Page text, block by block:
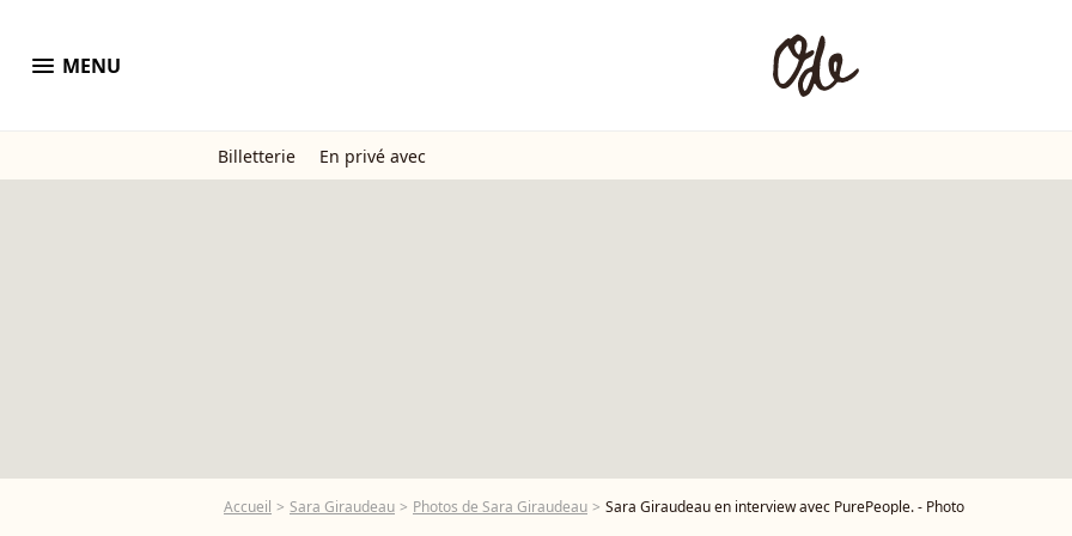
menu MENU
Billetterie En privé avec
Accueil Sara Giraudeau Photos de Sara Giraudeau Sara Giraudeau en interview avec PurePeople. - Photo